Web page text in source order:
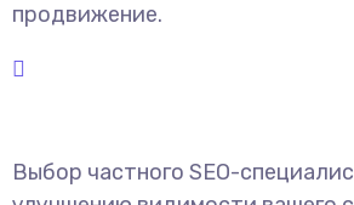
продвижение.
Выбор частного SEO-